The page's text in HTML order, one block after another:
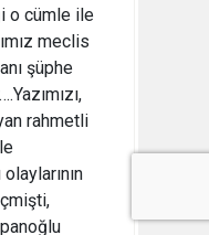
o cümle ile
meclis
şüphe
rahmetli